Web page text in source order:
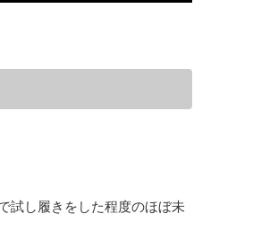
試し履きをした程度のほぼ未